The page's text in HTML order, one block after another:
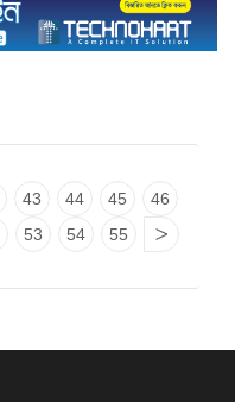
43 44 45
46
53 54 55 >